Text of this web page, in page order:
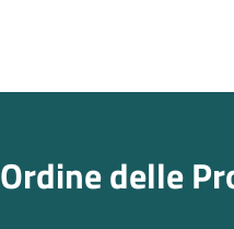
Ordine delle